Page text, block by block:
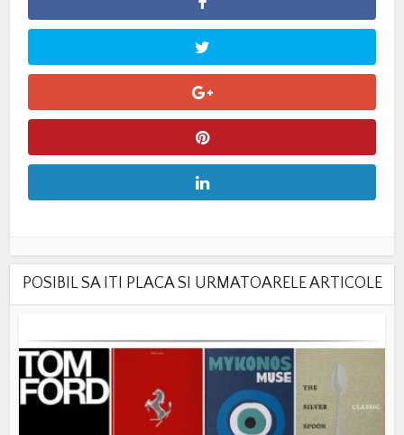
POSIBIL SA ITI PLACA SI URMATOARELE ARTICOLE